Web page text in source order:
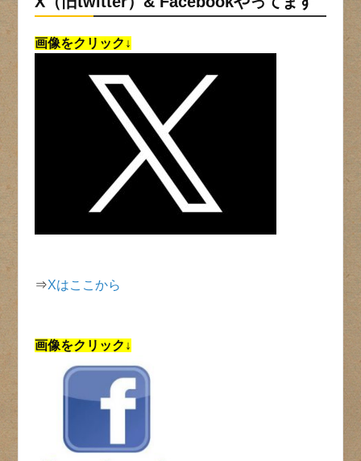
画像をクリック↓
⇒Xはここから
画像をクリック↓